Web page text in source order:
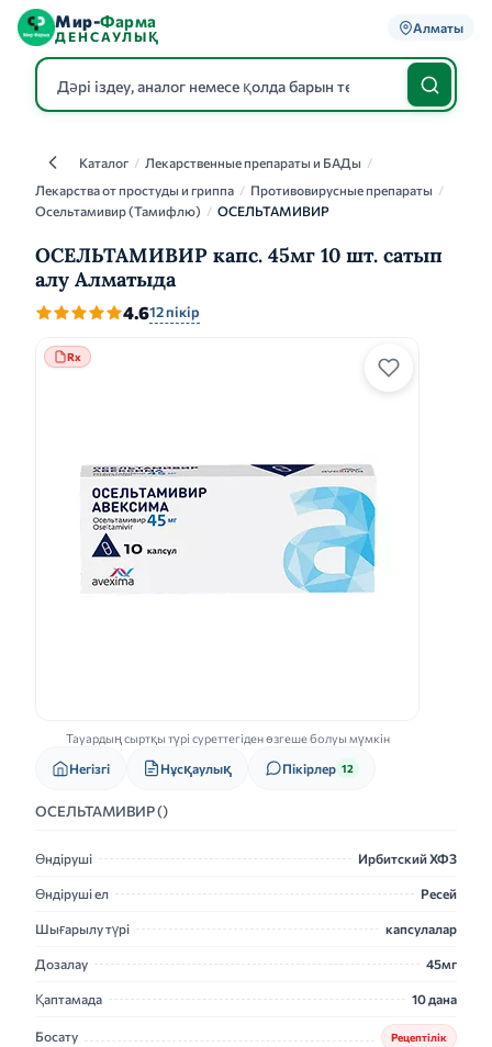
Мир-Фарма
ДЕНСАУЛЫҚ
Алматы
КаталогКаталог / Лекарственные препараты и БАДы /
Лекарства от простуды и гриппа / Противовирусные препараты /
Осельтамивир (Тамифлю) / ОСЕЛЬТАМИВИР
ОСЕЛЬТАМИВИР капс. 45мг 10 шт. сатып
алу Алматыда
4.612 пікір
Rx
Тауардың сыртқы түрі суреттегіден өзгеше болуы мүмкін
Негізгі Нұсқаулық Пікірлер 12
ОСЕЛЬТАМИВИР ()
Өндіруші Ирбитский ХФЗ
Өндіруші ел Ресей
Шығарылу түрі капсулалар
Дозалау 45мг
Қаптамада 10 дана
Босату Рецептілік